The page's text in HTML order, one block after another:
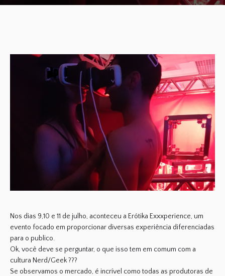
Nos dias 9,10 e 11 de julho, aconteceu a Erótika Exxxperience, um
evento focado em proporcionar diversas experiência diferenciadas
para o publico.
Ok, você deve se perguntar, o que isso tem em comum com a
cultura Nerd/Geek???
Se observamos o mercado, é incrível como todas as produtoras de